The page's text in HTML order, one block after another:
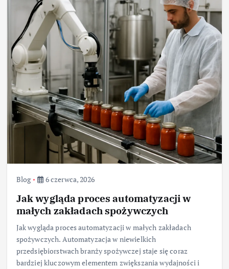
Blog 6 czerwca, 2026
Jak wygląda proces automatyzacji w
małych zakładach spożywczych
Jak wygląda proces automatyzacji w małych zakładach
spożywczych. Automatyzacja w niewielkich
przedsiębiorstwach branży spożywczej staje się coraz
bardziej kluczowym elementem zwiększania wydajności i